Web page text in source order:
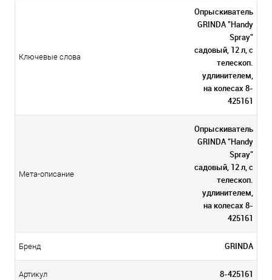
Ключевые слова
Опрыскиватель
GRINDA "Handy
Spray"
садовый, 12 л, с
телескоп.
удлинителем,
на колесах 8-
425161
Мета-описание
Опрыскиватель
GRINDA "Handy
Spray"
садовый, 12 л, с
телескоп.
удлинителем,
на колесах 8-
425161
Бренд GRINDA
Артикул 8-425161